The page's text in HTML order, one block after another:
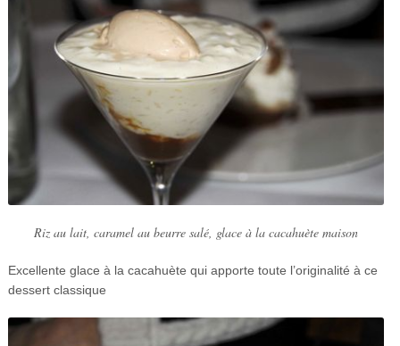
Riz au lait, caramel au beurre salé, glace à la cacahuète maison
Excellente glace à la cacahuète qui apporte toute l’originalité à ce
dessert classique